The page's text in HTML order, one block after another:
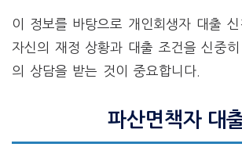
이 정보를 바탕으로 개인회생자 대출 신
자신의 재정 상황과 대출 조건을 신중
의 상담을 받는 것이 중요합니다.
파산면책자 대